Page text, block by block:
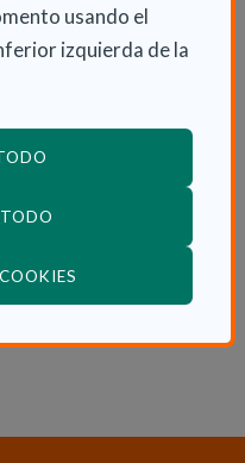
usando el
izquierda de la
en